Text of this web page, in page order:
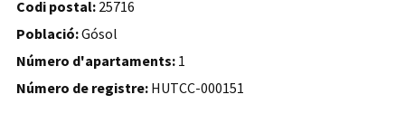
Codi postal: 25716
Població:Gósol
Número d'apartaments: 1
Número de registre: HUTCC-000151